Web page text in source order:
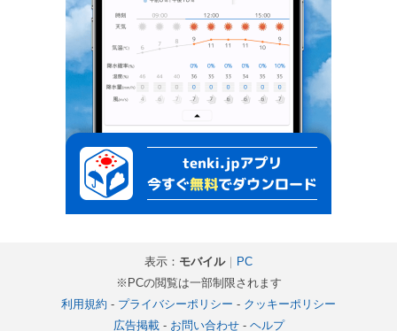
表示： モバイル｜
PC
※PCの閲覧は一部制限されます
利用規約 - プライバシーポリシー - クッキーポリシー
広告掲載- お問い合わせ- ヘルプ